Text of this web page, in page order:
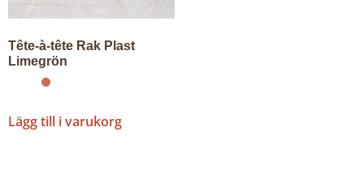
Tête-à-tête Rak Plast
Limegrön
Lägg till i varukorg